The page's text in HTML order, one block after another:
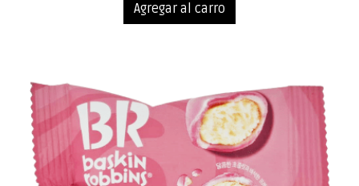
Agregar al carro